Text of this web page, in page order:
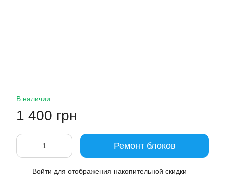
В наличии
1 400 грн
Ремонт блоков
Войти для отображения накопительной скидки